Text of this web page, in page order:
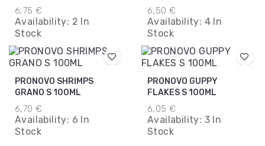
6,75 €
Availability: 2 In
Stock
6,50 €
Availability: 4 In
Stock
PRONOVO SHRIMPS
GRANO S 100ML
6,70 €
Availability: 6 In
Stock
PRONOVO GUPPY
FLAKES S 100ML
6,05 €
Availability: 3 In
Stock